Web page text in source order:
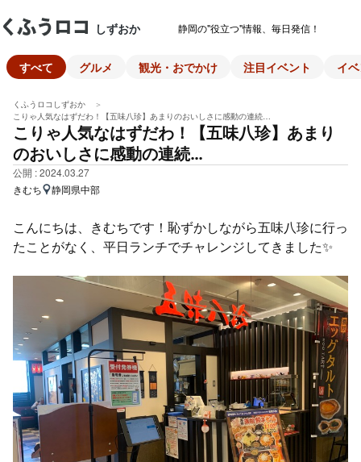
しずおか 静岡の"役立つ"情報、毎日発信！
すべて グルメ 観光・おでかけ 注目イベント イ
くふうロコしずおか
こりゃ人気なはずだわ！【五味八珍】あまりのおいしさに感動の連続…
こりゃ人気なはずだわ！【五味八珍】あまり
のおいしさに感動の連続…
公開 : 2024.03.27
きむち
静岡県中部
こんにちは、きむちです！恥ずかしながら五味八珍に行っ
たことがなく、平日ランチでチャレンジしてきました✨